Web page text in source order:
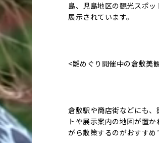
島、児島地区の観光スポ
展示されています。
<雛めぐり開催中の倉敷美
倉敷駅や商店街などにも
トや展示案内の地図が置
がら散策するのがおすすめ